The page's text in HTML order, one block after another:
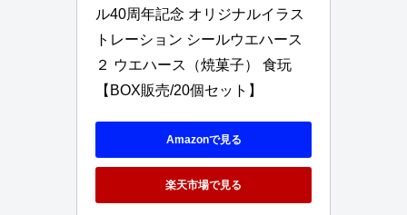
ル40周年記念 オリジナルイラス
トレーション シールウエハース
２ ウエハース（焼菓子） 食玩
【BOX販売/20個セット】
Amazonで見る
楽天市場で見る